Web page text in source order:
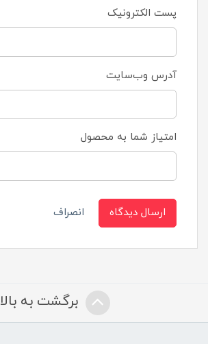
پست الکترونیک
آدرس وب‌سایت
امتیاز شما به محصول
ارسال دیدگاه انصراف
برگشت به بالا